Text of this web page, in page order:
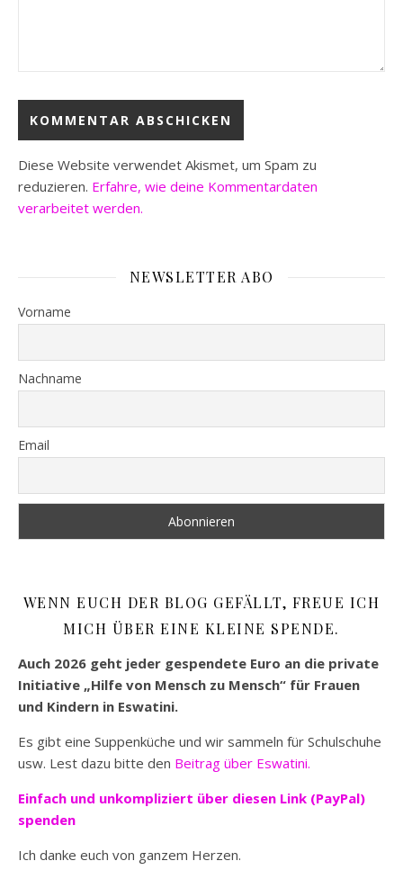
Diese Website verwendet Akismet, um Spam zu
reduzieren. Erfahre, wie deine Kommentardaten
verarbeitet werden.
NEWSLETTER ABO
Vorname
Nachname
Email
WENN EUCH DER BLOG GEFÄLLT, FREUE ICH
MICH ÜBER EINE KLEINE SPENDE.
Auch 2026 geht jeder gespendete Euro an die private
Initiative „Hilfe von Mensch zu Mensch“ für Frauen
und Kindern in Eswatini.
Es gibt eine Suppenküche und wir sammeln für Schulschuhe
usw. Lest dazu bitte den Beitrag über Eswatini.
Einfach und unkompliziert über diesen Link (PayPal)
spenden
Ich danke euch von ganzem Herzen.